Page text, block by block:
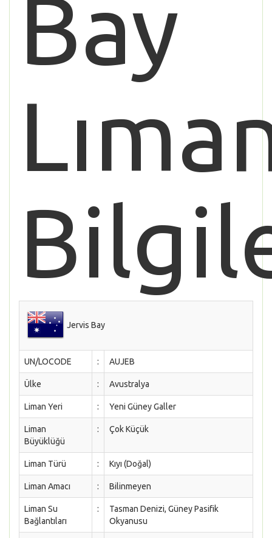
Bay
Jervis Bay
UN/LOCODE : AUJEB
Ülke : Avustralya
Liman Yeri : Yeni Güney Galler
Liman
Büyüklüğü
: Çok Küçük
Liman Türü : Kıyı (Doğal)
Liman Amacı : Bilinmeyen
Liman Su
Bağlantıları
:
Tasman Denizi, Güney Pasifik
Okyanusu